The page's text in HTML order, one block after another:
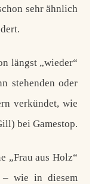
sehr ähnlich
längst „wieder“
stehenden oder
verkündet, wie
bei Gamestop.
„Frau aus Holz“
– wie in diesem